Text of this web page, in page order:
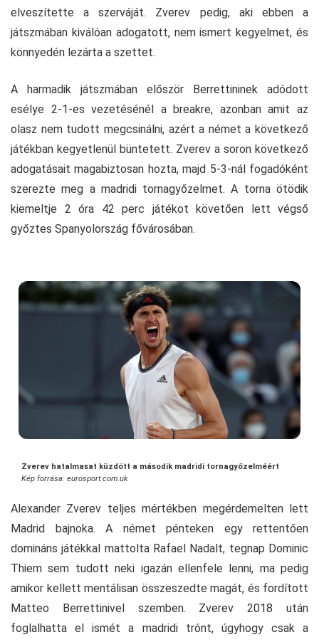
elveszítette a szerváját. Zverev pedig, aki ebben a
játszmában kiválóan adogatott, nem ismert kegyelmet, és
könnyedén lezárta a szettet.
A harmadik játszmában először Berrettininek adódott
esélye 2-1-es vezetésénél a breakre, azonban amit az
olasz nem tudott megcsinálni, azért a német a következő
játékban kegyetlenül büntetett. Zverev a soron következő
adogatásait magabiztosan hozta, majd 5-3-nál fogadóként
szerezte meg a madridi tornagyőzelmet. A torna ötödik
kiemeltje 2 óra 42 perc játékot követően lett végső
győztes Spanyolország fővárosában.
Zverev hatalmasat küzdött a második madridi tornagyőzelméért
Kép forrása: eurosport.com.uk
Alexander Zverev teljes mértékben megérdemelten lett
Madrid bajnoka. A német pénteken egy rettentően
domináns játékkal mattolta Rafael Nadalt, tegnap Dominic
Thiem sem tudott neki igazán ellenfele lenni, ma pedig
amikor kellett mentálisan összeszedte magát, és fordított
Matteo Berrettinivel szemben. Zverev 2018 után
foglalhatta el ismét a madridi trónt, úgyhogy csak a